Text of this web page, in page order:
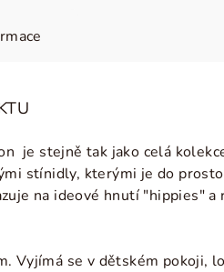
je stejně tak jako celá
stínidly, kterými je do
na ideové hnutí "hippies"
Vyjímá se v dětském pokoji,